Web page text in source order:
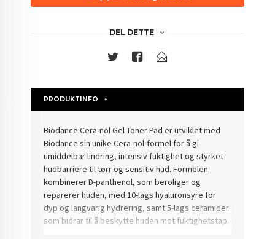
DEL DETTE
PRODUKTINFO
Biodance Cera-nol Gel Toner Pad er utviklet med
Biodance sin unike Cera-nol-formel for å gi
umiddelbar lindring, intensiv fuktighet og styrket
hudbarriere til tørr og sensitiv hud. Formelen
kombinerer D-panthenol, som beroliger og
reparerer huden, med 10-lags hyaluronsyre for
dyp og langvarig hydrering, samt 5-lags ceramider
som bidrar til å beskytte huden mot fuktighetstap.